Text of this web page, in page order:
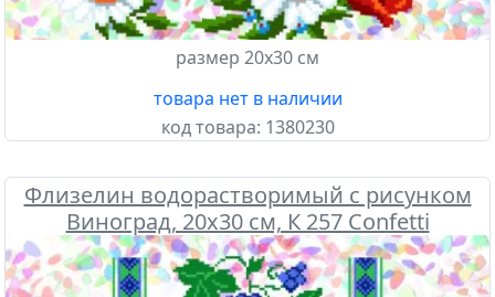
размер 20х30 см
товара нет в наличии
код товара: 1380230
Флизелин водорастворимый с рисунком
Виноград, 20х30 см, К 257 Confetti